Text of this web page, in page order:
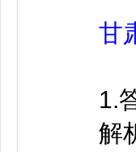
甘
1.答
解析: